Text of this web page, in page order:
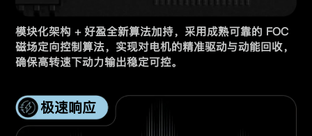
模块化架构 + 好盈全新算法加持，采用成熟可靠的 FOC
磁场定向控制算法，实现对电机的精准驱动与动能回收，
确保高转速下动力输出稳定可控。
极速响应